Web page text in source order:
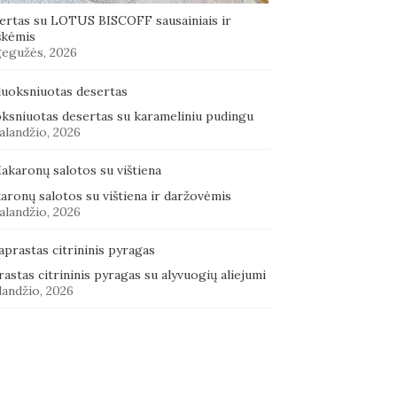
su LOTUS BISCOFF sausainiais ir
2026
desertas su karameliniu pudingu
2026
salotos su vištiena ir daržovėmis
2026
citrininis pyragas su alyvuogių aliejumi
2026